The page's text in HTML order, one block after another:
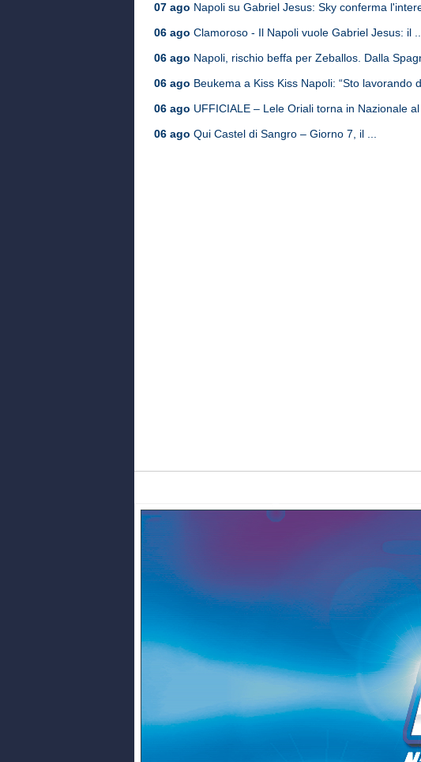
07 ago Napoli su Gabriel Jesus: Sky conferma
06 ago Clamoroso - Il Napoli vuole Gabriel Jesus: il ...
06 ago Napoli, rischio beffa per Zeballos. Dalla
06 ago Beukema a Kiss Kiss Napoli: “Sto lavorando
06 ago UFFICIALE – Lele Oriali torna in Nazionale al
06 ago Qui Castel di Sangro – Giorno 7, il ...